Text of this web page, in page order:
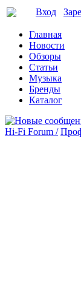
Вход
Главная
Новости
Обзоры
Статьи
Музыка
Бренды
Каталог
Hi-Fi Forum /